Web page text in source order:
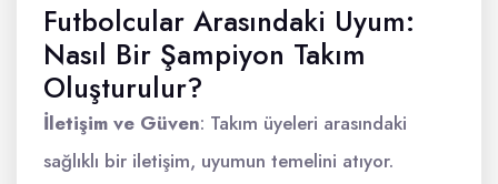
Futbolcular Arasındaki Uyum:
Nasıl Bir Şampiyon Takım
Oluşturulur?
İletişim ve Güven: Takım üyeleri arasındaki
sağlıklı bir iletişim, uyumun temelini atıyor.